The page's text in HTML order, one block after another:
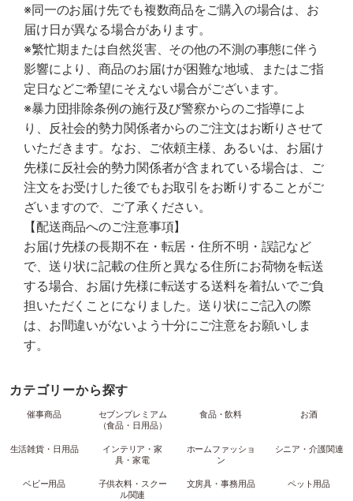
※同一のお届け先でも複数商品をご購入の場合は、お
届け日が異なる場合があります。
※繁忙期または自然災害、その他の不測の事態に伴う
影響により、商品のお届けが困難な地域、またはご指
定日などご希望にそえない場合がございます。
※暴力団排除条例の施行及び警察からのご指導によ
り、反社会的勢力関係者からのご注文はお断りさせて
いただきます。なお、ご依頼主様、あるいは、お届け
先様に反社会的勢力関係者が含まれている場合は、ご
注文をお受けした後でもお取引をお断りすることがご
ざいますので、ご了承ください。
【配送商品へのご注意事項】
お届け先様の長期不在・転居・住所不明・誤記など
で、送り状に記載の住所と異なる住所にお荷物を転送
する場合、お届け先様に転送する送料を着払いでご負
担いただくことになりました。送り状にご記入の際
は、お間違いがないよう十分にご注意をお願いしま
す。
カテゴリーから探す
催事商品
セブンプレミアム
（食品・日用品）
食品・飲料 お酒
生活雑貨・日用品
インテリア・家
具・家電
ホームファッショ
ン
シニア・介護関連
ベビー用品
子供衣料・スクー
ル関連
文房具・事務用品 ペット用品